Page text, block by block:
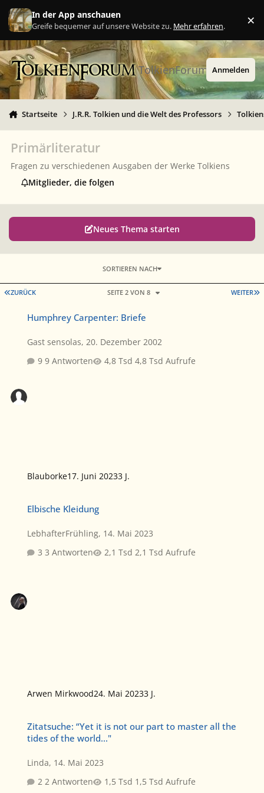
Zu Inhalt springen
In der App anschauen
Greife bequemer auf unsere Website zu. Mehr erfahren. ×
TolkienForum Anmelden
Startseite J.R.R. Tolkien und die Welt des Professors
Primärliteratur
Fragen zu verschiedenen Ausgaben der Werke Tolkiens
Mitglieder, die folgen
Neues Thema starten
ERSTE SEITE
ZURÜCK WEITER
SEITE 2 VON 8
SORTIEREN NACH
Humphrey Carpenter: Briefe
Gast sensolas,20. Dezember 2002
9 Antworten
4,8 Tsd Aufrufe
Blauborke17. Juni 20233 J.
Elbische Kleidung
LebhafterFrühling, 14. Mai 2023
3 Antworten
2,1 Tsd Aufrufe
Arwen Mirkwood24. Mai 20233 J.
Zitatsuche: “Yet it is not our part to master all the
tides of the world..."
Linda, 14. Mai 2023
2 Antworten
1,5 Tsd Aufrufe